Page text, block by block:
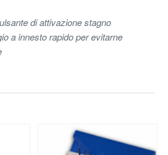
di attivazione stagno
a innesto rapido per evitarne